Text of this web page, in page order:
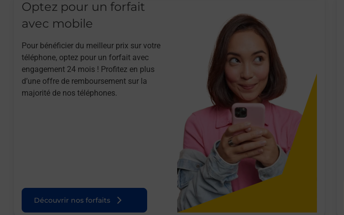
Optez pour un forfait
avec mobile
Pour bénéficier du meilleur prix sur votre
téléphone, optez pour un forfait avec
engagement 24 mois ! Profitez en plus
d’une offre de remboursement sur la
majorité de nos téléphones.
Découvrir nos forfaits